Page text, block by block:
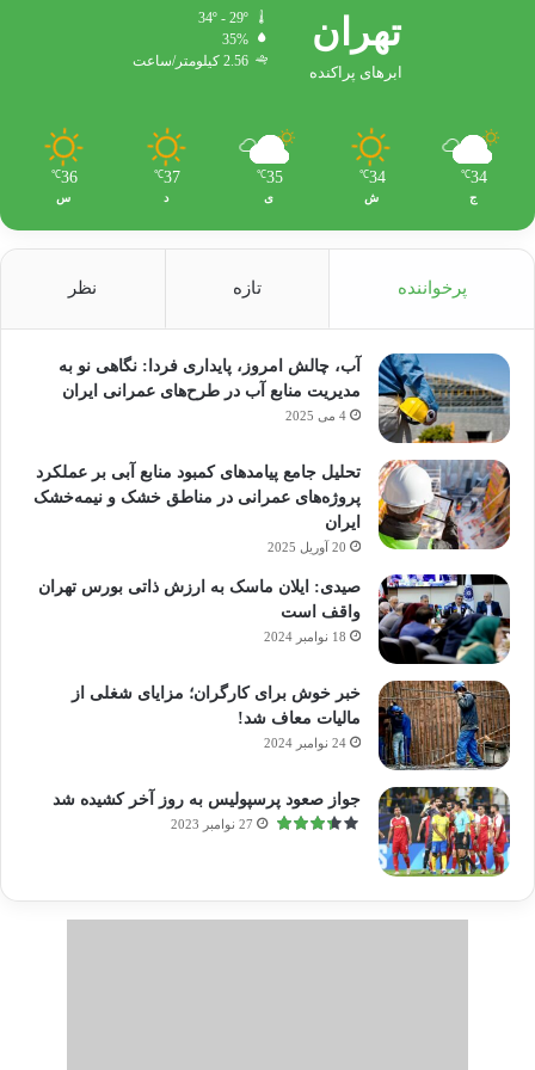
تهران
ابرهای پراکنده
35%
2.56 کیلومتر/ساعت
34
℃
ج
34
℃
ش
35
℃
ی
37
℃
د
36
℃
س
پرخواننده تازه نظر
آب، چالش امروز، پایداری فردا: نگاهی نو به
مدیریت منابع آب در طرح‌های عمرانی ایران
4 می 2025
تحلیل جامع پیامدهای کمبود منابع آبی بر عملکرد
پروژه‌های عمرانی در مناطق خشک و نیمه‌خشک
ایران
20 آوریل 2025
صیدی: ایلان ماسک به ارزش ذاتی بورس تهران
واقف است
18 نوامبر 2024
خبر خوش برای کارگران؛ مزایای شغلی از
مالیات معاف شد!
24 نوامبر 2024
جواز صعود پرسپولیس به روز آخر کشیده شد
27 نوامبر 2023